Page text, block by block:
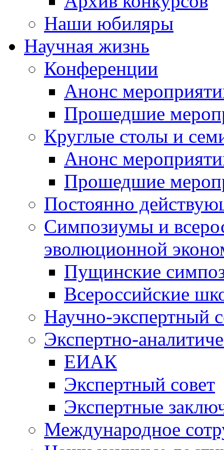
Наши юбиляры
Научная жизнь
Конференции
Анонс
Прошедшие
Круглые столы и
Анонс
Прошедшие
Постоянно
Симпозиумы и
эволюционной
Пущинские
Всероссийские
Научно-экспертный
Экспертно-
ЕИАК
Экспертный совет
Экспертные
Международное